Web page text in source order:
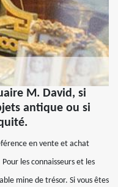
M. David, si
antique ou si
en vente et achat
les connaisseurs et les
mine de trésor. Si vous êtes